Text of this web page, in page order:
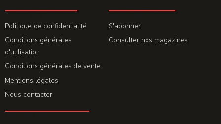
Politique de confidentialité
Conditions générales
d'utilisation
Conditions générales de vente
Mentions légales
Nous contacter
S'abonner
Consulter nos magazines